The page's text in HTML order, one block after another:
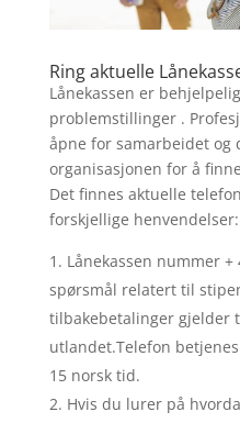
Ring aktuelle
Lånekassen er
problemstillinger .
åpne for samarbeidet og
organisasjonen for å
Det finnes aktuelle
forskjellige henvendelser:
Lånekassen nummer +
spørsmål relatert til
tilbakebetalinger gjelder
utlandet.Telefon
15 norsk tid.
Hvis du lurer på